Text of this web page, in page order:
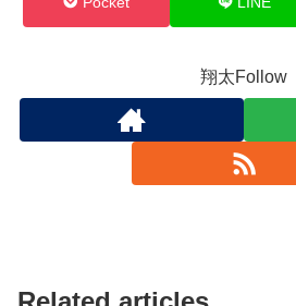
翔太Follow